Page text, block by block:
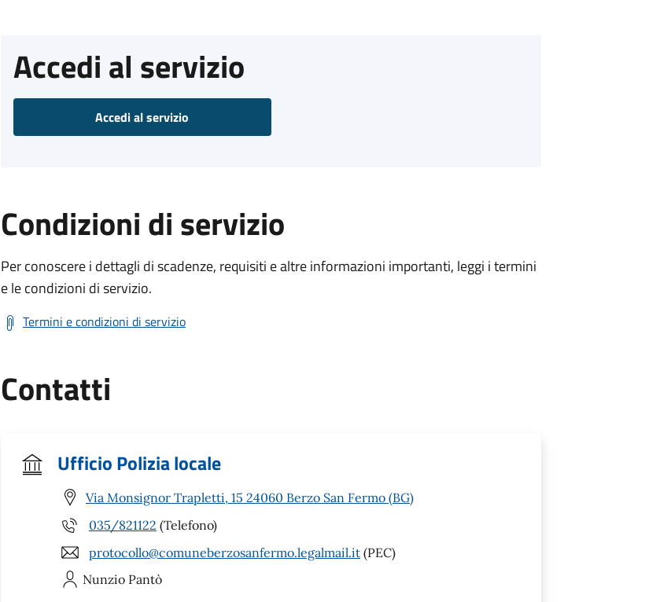
Accedi al servizio
Accedi al servizio
Condizioni di servizio
Per conoscere i dettagli di scadenze, requisiti e altre informazioni importanti, leggi i termini
e le condizioni di servizio.
Termini e condizioni di servizio
Contatti
Ufficio Polizia locale
Via Monsignor Trapletti, 15 24060 Berzo San Fermo (BG)
035/821122 (Telefono)
protocollo@comuneberzosanfermo.legalmail.it (PEC)
Nunzio Pantò